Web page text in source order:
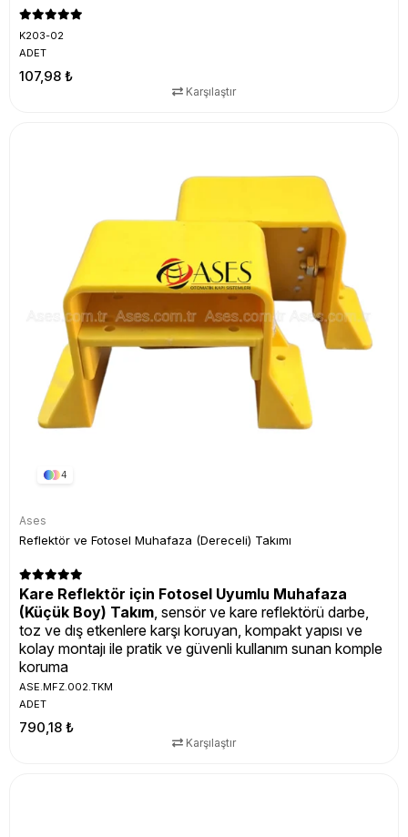
K203-02
ADET
107,98 ₺
Karşılaştır
4
Ases
Reflektör ve Fotosel Muhafaza (Dereceli) Takımı
Kare Reflektör için Fotosel Uyumlu Muhafaza
(Küçük Boy) Takım, sensör ve kare reflektörü darbe,
toz ve dış etkenlere karşı koruyan, kompakt yapısı ve
kolay montajı ile pratik ve güvenli kullanım sunan komple
koruma
ASE.MFZ.002.TKM
ADET
790,18 ₺
Karşılaştır